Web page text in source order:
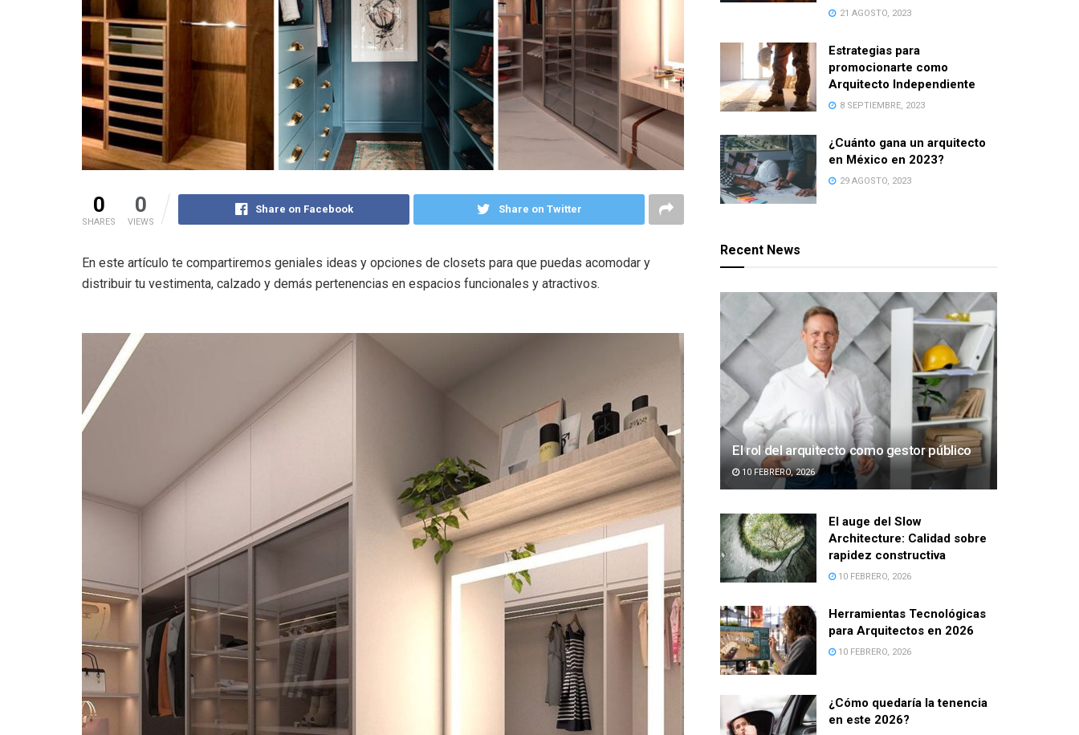
0
SHARES
0
VIEWS
Share on Facebook Share on Twitter
En este artículo te compartiremos geniales ideas y opciones de closets para que puedas acomodar y
distribuir tu vestimenta, calzado y demás pertenencias en espacios funcionales y atractivos.
21 AGOSTO, 2023
Estrategias para
promocionarte como
Arquitecto Independiente
8 SEPTIEMBRE, 2023
¿Cuánto gana un arquitecto
en México en 2023?
29 AGOSTO, 2023
Recent News
El rol del arquitecto como gestor público
10 FEBRERO, 2026
El auge del Slow
Architecture: Calidad sobre
rapidez constructiva
10 FEBRERO, 2026
Herramientas Tecnológicas
para Arquitectos en 2026
10 FEBRERO, 2026
¿Cómo quedaría la tenencia
en este 2026?